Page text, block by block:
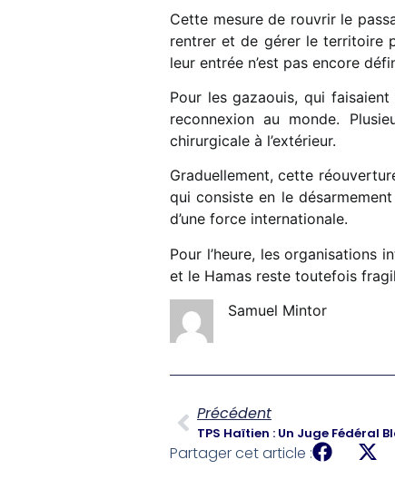
Cette mesure de rouvrir le
rentrer et de gérer le territoire
leur entrée n’est pas encore
Pour les gazaouis, qui
reconnexion au monde.
chirurgicale à l’extérieur.
Graduellement, cette
qui consiste en le
d’une force internationale.
Pour l’heure, les organisations
et le Hamas reste toutefois
Samuel Mintor
Précédent
Partager cet article :